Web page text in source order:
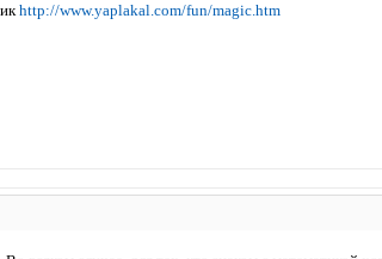
http://www.yaplakal.com/fun/magic.htm